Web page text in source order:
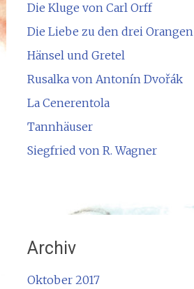
Die Kluge von Carl Orff
Die Liebe zu den drei Orangen
Hänsel und Gretel
Rusalka von Antonín Dvořák
La Cenerentola
Tannhäuser
Siegfried von R. Wagner
Archiv
Oktober 2017